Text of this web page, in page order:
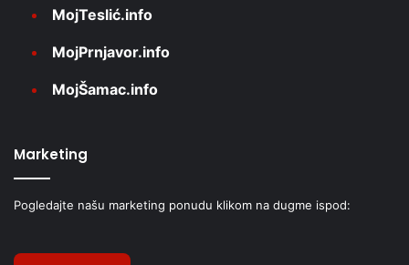
MojTeslić.info
MojPrnjavor.info
MojŠamac.info
Marketing
Pogledajte našu marketing ponudu klikom na dugme ispod: